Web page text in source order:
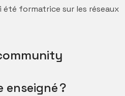
été formatrice sur les réseaux
enseigné ?